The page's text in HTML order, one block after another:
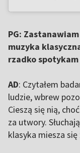
PG:
muzyka
rzadko spotykam
AD: Czytałem
ludzie, wbrew
Cieszą się nią,
za utwory.
klasyka miesza